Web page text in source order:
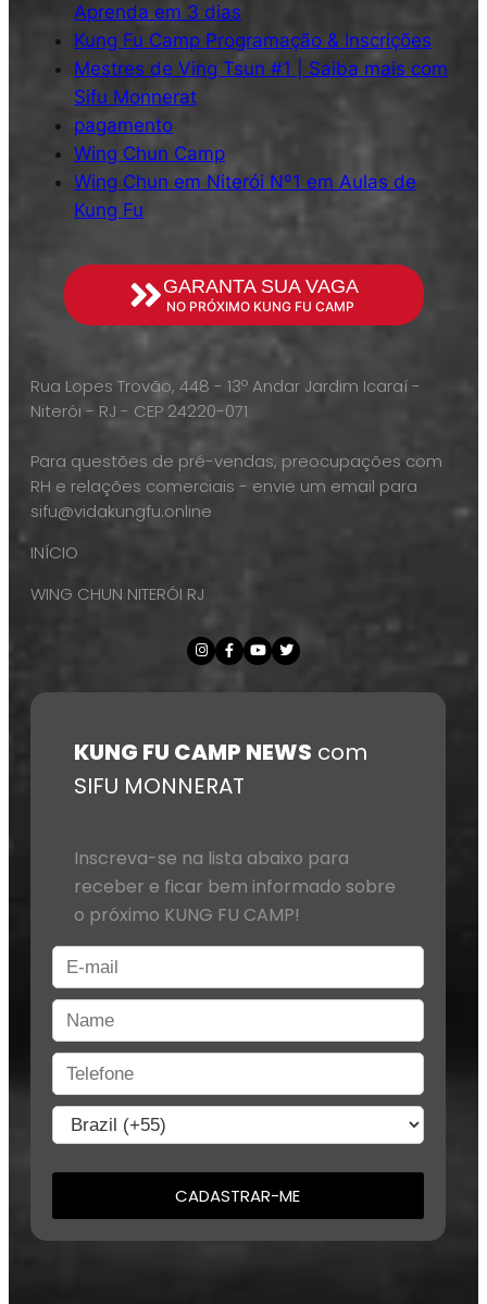
Aprenda em 3 dias
Kung Fu Camp Programação & Inscrições
Mestres de Ving Tsun #1 | Saiba mais com
Sifu Monnerat
pagamento
Wing Chun Camp
Wing Chun em Niterói Nº1 em Aulas de
Kung Fu
GARANTA SUA VAGA
NO PRÓXIMO KUNG FU CAMP
Rua Lopes Trovão, 448 - 13º Andar Jardim Icaraí -
Niterói - RJ - CEP 24220-071
Para questões de pré-vendas, preocupações com
RH e relações comerciais - envie um email para
sifu@vidakungfu.online
INÍCIO
WING CHUN NITERÓI RJ
KUNG FU CAMP NEWS com
SIFU MONNERAT
Inscreva-se na lista abaixo para
receber e ficar bem informado sobre
o próximo KUNG FU CAMP!
CADASTRAR-ME